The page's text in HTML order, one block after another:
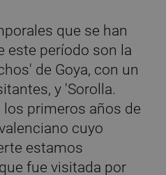
que se han
este período son la
de Goya, con un
y 'Sorolla.
los primeros años de
cuyo
estamos
fue visitada por